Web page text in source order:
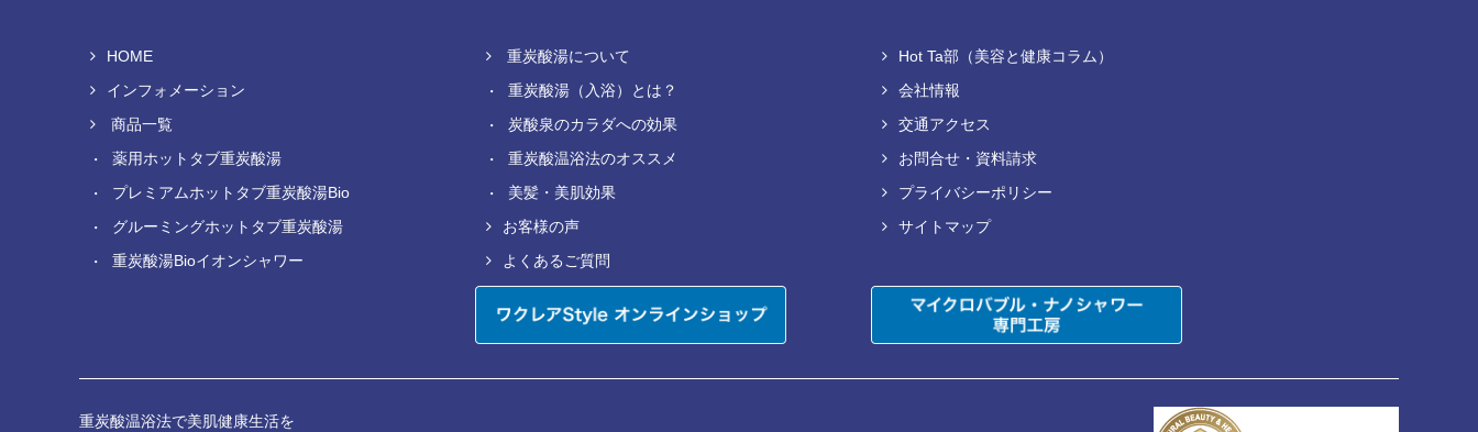
HOME
インフォメーション
商品一覧
薬用ホットタブ重炭酸湯
プレミアムホットタブ重炭酸湯Bio
グルーミングホットタブ重炭酸湯
重炭酸湯Bioイオンシャワー
重炭酸湯について
重炭酸湯（入浴）とは？
炭酸泉のカラダへの効果
重炭酸温浴法のオススメ
美髪・美肌効果
お客様の声
よくあるご質問
Hot Ta部（美容と健康コラム）
会社情報
交通アクセス
お問合せ・資料請求
プライバシーポリシー
サイトマップ
重炭酸温浴法で美肌健康生活を